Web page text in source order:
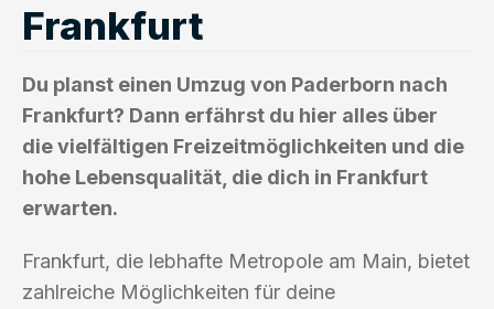
Frankfurt
Du planst einen Umzug von Paderborn nach
Frankfurt? Dann erfährst du hier alles über
die vielfältigen Freizeitmöglichkeiten und die
hohe Lebensqualität, die dich in Frankfurt
erwarten.
Frankfurt, die lebhafte Metropole am Main, bietet
zahlreiche Möglichkeiten für deine